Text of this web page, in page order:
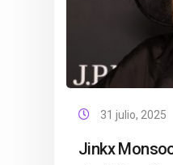
31 julio, 2025
Jinkx